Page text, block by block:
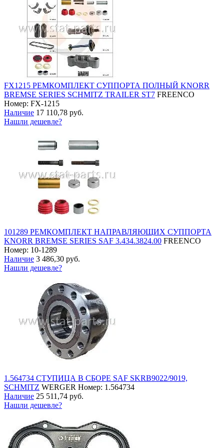
FX1215 РЕМКОМПЛЕКТ СУППОРТА ПОЛНЫЙ KNORR
BREMSE SERIES SCHMITZ TRAILER ST7 FREENCO
Номер: FX-1215
Наличие 17 110,78 руб.
Нашли дешевле?
101289 РЕМКОМПЛЕКТ НАПРАВЛЯЮЩИХ СУППОРТА
KNORR BREMSE SERIES SAF 3.434.3824.00 FREENCO
Номер: 10-1289
Наличие 3 486,30 руб.
Нашли дешевле?
1.564734 СТУПИЦА В СБОРЕ SAF SKRB9022/9019,
SCHMITZ WERGER Номер: 1.564734
Наличие 25 511,74 руб.
Нашли дешевле?